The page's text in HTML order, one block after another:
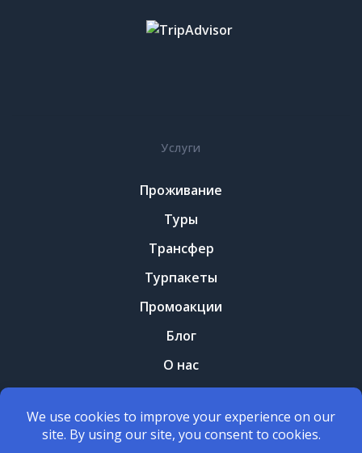
Услуги
Проживание
Туры
Трансфер
Турпакеты
Промоакции
Блог
О нас
Правила и условия